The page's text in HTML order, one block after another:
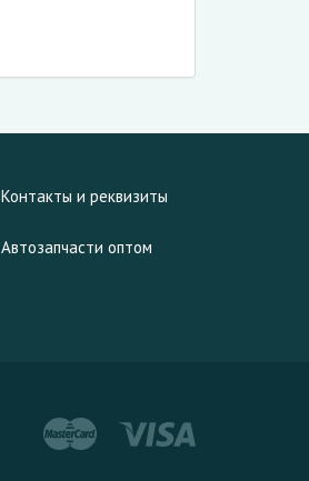
Контакты и реквизиты
Автозапчасти оптом